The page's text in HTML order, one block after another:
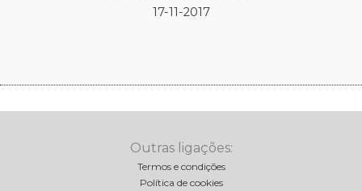
17-11-2017
Outras ligações:
Termos e condições
Política de cookies